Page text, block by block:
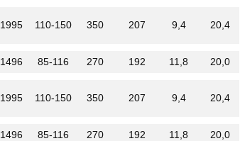
1995 110-150 350 207 9,4 20,4
1496 85-116 270 192 11,8 20,0
1995 110-150 350 207 9,4 20,4
1496 85-116 270 192 11,8 20,0